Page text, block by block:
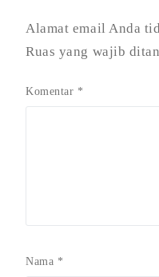
Alamat email Anda
Ruas yang wajib
Komentar *
Nama *